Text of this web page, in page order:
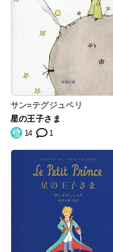
サン=テグジュペリ
星の王子さま
14 1